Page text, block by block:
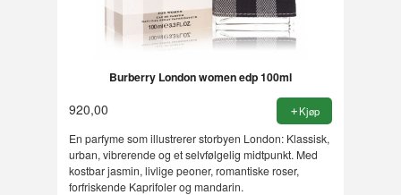
Burberry London women edp 100ml
920,00 Kjøp
En parfyme som illustrerer storbyen London: Klassisk,
urban, vibrerende og et selvfølgelig midtpunkt. Med
kostbar jasmin, livlige peoner, romantiske roser,
forfriskende Kaprifoler og mandarin.